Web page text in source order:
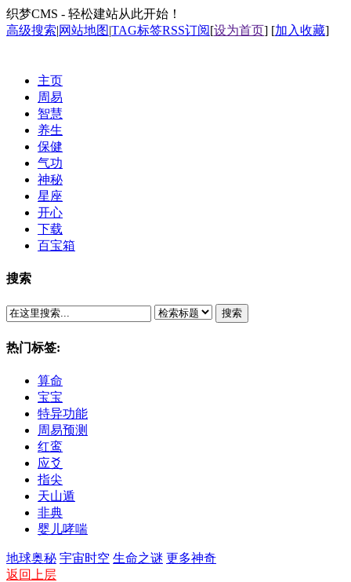
织梦CMS - 轻松建站从此开始！
高级搜索|网站地图|TAG标签RSS订阅[设为首页] [加入收藏]
主页
周易
智慧
养生
保健
气功
神秘
星座
开心
下载
百宝箱
搜索
搜索
热门标签:
算命
宝宝
特异功能
周易预测
红鸾
应爻
指尖
天山遁
非典
婴儿哮喘
地球奥秘 宇宙时空 生命之谜 更多神奇
返回上层